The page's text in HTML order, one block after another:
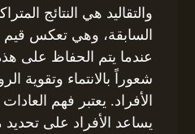
والتقاليد هي النتائج
السابقة، وهي تعكس قيم
عندما يتم الحفاظ على هذه
شعوراً بالانتماء وتقوية
الأفراد. يعتبر فهم
يساعد الأفراد على